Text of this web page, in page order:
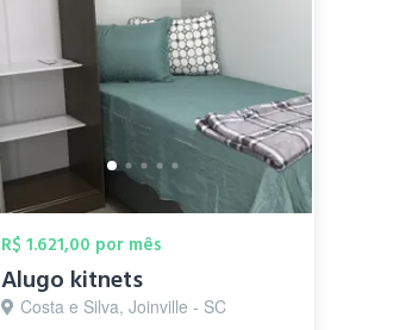
R$ 1.621,00 por mês
Alugo kitnets
Costa e Silva, Joinville - SC